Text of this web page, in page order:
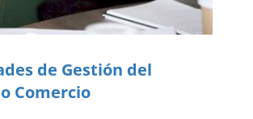
de Gestión del
Comercio